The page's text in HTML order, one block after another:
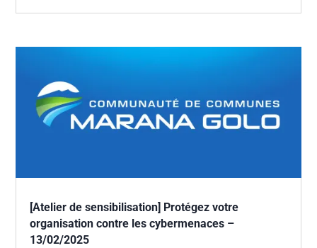
[Atelier de sensibilisation] Protégez votre
organisation contre les cybermenaces –
13/02/2025